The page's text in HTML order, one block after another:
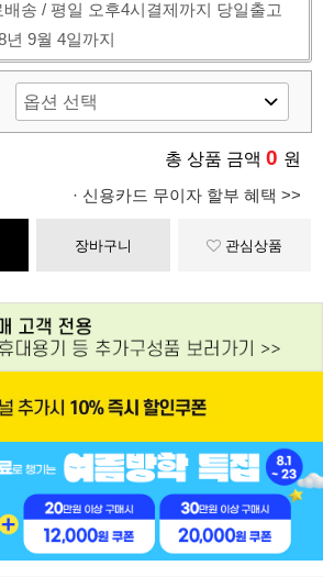
배송 / 평일 오후4시결제까지 당일출고
년 9월 4일까지
총 상품 금액 0 원
· 신용카드 무이자 할부 혜택 >>
장바구니 관심상품